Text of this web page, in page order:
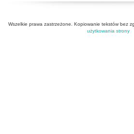
Wszelkie prawa zastrzeżone. Kopiowanie tekstów bez
użytkowania strony